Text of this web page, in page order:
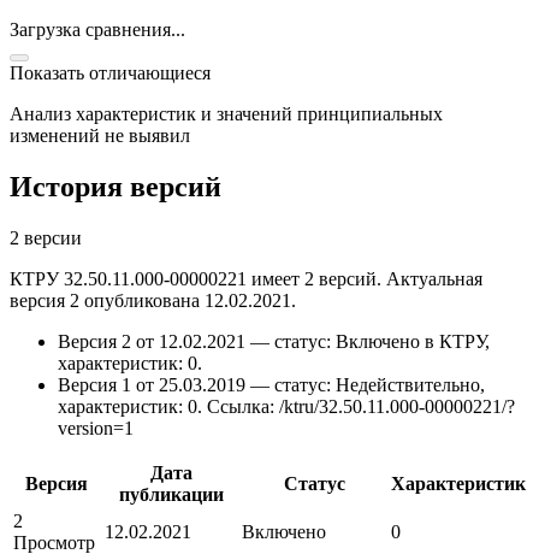
Загрузка сравнения...
Показать отличающиеся
Анализ характеристик и значений принципиальных
изменений не выявил
История версий
2 версии
КТРУ 32.50.11.000-00000221 имеет 2 версий. Актуальная
версия 2 опубликована 12.02.2021.
Версия 2 от 12.02.2021 — статус: Включено в КТРУ,
характеристик: 0.
Версия 1 от 25.03.2019 — статус: Недействительно,
характеристик: 0. Ссылка: /ktru/32.50.11.000-00000221/?
version=1
Версия
Дата
публикации
Статус
Характеристик
2
Просмотр
12.02.2021 Включено
0